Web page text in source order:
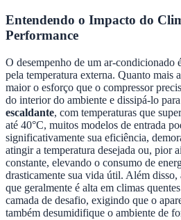
Entendendo o Impacto do
Performance
O desempenho de um ar-condicionado
pela temperatura externa. Quanto mais
maior o esforço que o compressor
do interior do ambiente e dissipá-lo
escaldante, com temperaturas que
até 40°C, muitos modelos de entrada
significativamente sua eficiência,
atingir a temperatura desejada ou, pior
constante, elevando o consumo de
drasticamente sua vida útil. Além disso,
que geralmente é alta em climas
camada de desafio, exigindo que o
também desumidifique o ambiente de